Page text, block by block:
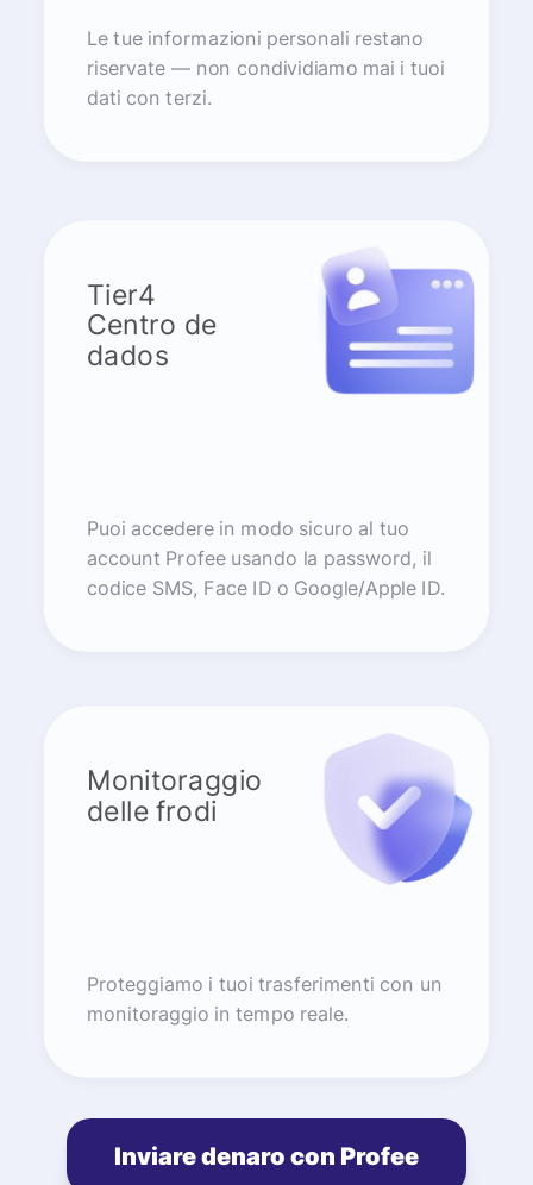
Le tue informazioni personali restano
riservate — non condividiamo mai i tuoi
dati con terzi.
Tier4
Centro de
dados
Puoi accedere in modo sicuro al tuo
account Profee usando la password, il
codice SMS, Face ID o Google/Apple ID.
Monitoraggio
delle frodi
Proteggiamo i tuoi trasferimenti con un
monitoraggio in tempo reale.
Inviare denaro con Profee